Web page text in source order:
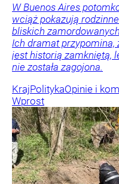
W Buenos Aires
wciąż pokazują
bliskich
Ich dramat przypomina,
jest historią zamkniętą,
nie została zagojona.
KrajPolitykaOpinie i
Wprost